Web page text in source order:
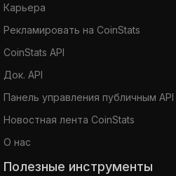
Карьера
Рекламировать на CoinStats
CoinStats API
Док. API
Панель управления публичным API
Новостная лента CoinStats
О нас
Полезные инструменты